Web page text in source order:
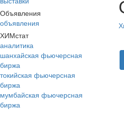
Объявления
объявления
ХИМстат
аналитика
шанхайская фьючерсная
биржа
токийская фьючерсная
биржа
мумбайская фьючерсная
биржа